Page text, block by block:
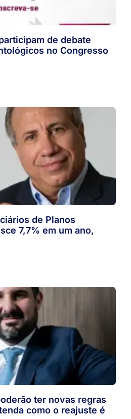
de debate
no Congresso
de Planos
7,7% em um ano,
ter novas regras
como o reajuste é